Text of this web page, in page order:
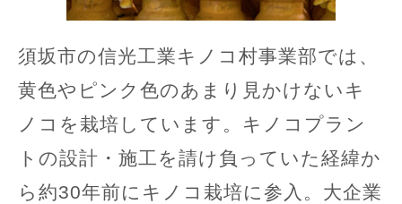
須坂市の信光工業キノコ村事業部では、
黄色やピンク色のあまり見かけないキ
ノコを栽培しています。キノコプラン
トの設計・施工を請け負っていた経緯か
ら約30年前にキノコ栽培に参入。大企業